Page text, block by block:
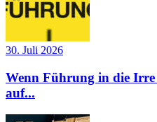
30. Juli 2026
Wenn Führung in die
auf...